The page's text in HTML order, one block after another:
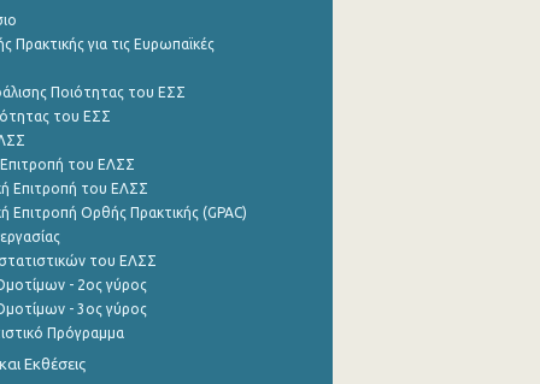
Πρακτικής για τις Ευρωπαϊκές
Ποιότητας του ΕΣΣ
του ΕΣΣ
Επιτροπή του ΕΛΣΣ
Επιτροπή του ΕΛΣΣ
Επιτροπή Ορθής Πρακτικής (GPAC)
του ΕΛΣΣ
- 2ος γύρος
- 3ος γύρος
Πρόγραμμα
Εκθέσεις